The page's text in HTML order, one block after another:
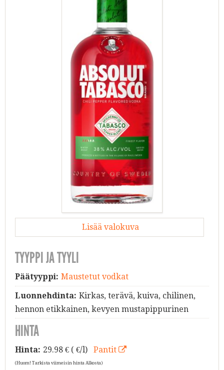
Lisää valokuva
TYYPPI JA TYYLI
Päätyyppi: Maustetut vodkat
Luonnehdinta: Kirkas, terävä, kuiva, chilinen,
hennon etikkainen, kevyen mustapippurinen
HINTA
Hinta: 29.98€ ( €/l) Pantit
(Huom! Tarkista viimeisin hinta Alkosta)